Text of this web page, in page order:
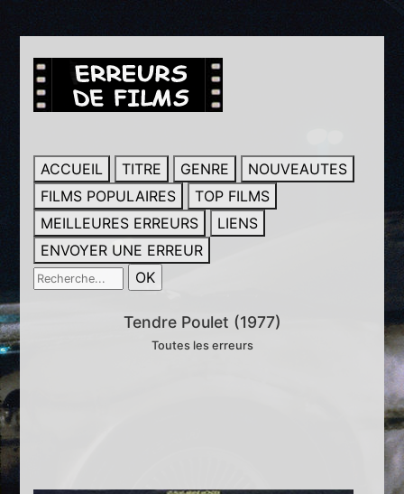
ACCUEIL TITRE GENRE
NOUVEAUTES
FILMS POPULAIRES
TOP FILMS
MEILLEURES ERREURS
LIENS
ENVOYER UNE ERREUR
Tendre Poulet (1977)
Toutes les erreurs